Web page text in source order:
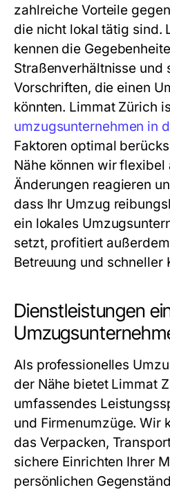
zahlreiche Vorteile
die nicht lokal tätig sind.
kennen die
Straßenverhältnisse und
Vorschriften, die einen
könnten. Limmat Zürich
umzugsunternehmen in
Faktoren optimal
Nähe können wir
Änderungen reagieren
dass Ihr Umzug
ein lokales
setzt, profitiert
Betreuung und schneller
Dienstleistungen
Als professionelles
der Nähe bietet Limmat
umfassendes
und Firmenumzüge. Wir
das Verpacken,
sichere Einrichten Ihrer
persönlichen